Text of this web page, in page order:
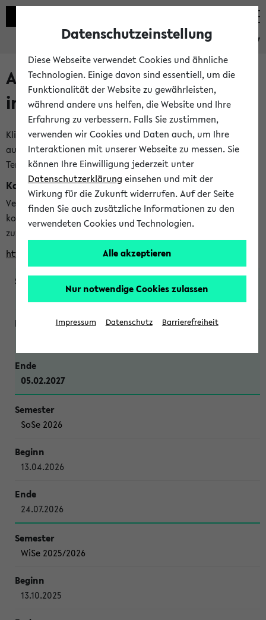
eKVV
Alle veröffentlichten Semester
im eKVV
Klicken Sie auf das Semester, welches Sie für Ihre Sitzung
auswählen möchten. Bitte beachten Sie auch die weiteren
Termine imKalender der Lehrplanung
Kalenderintegration
Verwenden Sie die folgende Adresse, um mit einer
kompatiblen Kalenderanwendung auf die Vorlesungszeiten
zuzugreifen (nähere Informationen
finden Sie hier
https://ekvv.uni-bielefeld.de/ws/calendar?vz
WiSe 2026/2027
05.02.2027
SoSe 2026
13.04.2026
24.07.2026
WiSe 2025/2026
13.10.2025
Datenschutzeinstellung
Diese Webseite verwendet Cookies und ähnliche
Technologien. Einige davon sind essentiell, um die
Funktionalität der Website zu gewährleisten,
während andere uns helfen, die Website und Ihre
Erfahrung zu verbessern. Falls Sie zustimmen,
verwenden wir Cookies und Daten auch, um Ihre
Interaktionen mit unserer Webseite zu messen. Sie
können Ihre Einwilligung jederzeit unter
Datenschutzerklärung einsehen und mit der
Wirkung für die Zukunft widerrufen. Auf der Seite
finden Sie auch zusätzliche Informationen zu den
verwendeten Cookies und Technologien.
Alle akzeptieren
Nur notwendige Cookies zulassen
Impressum Datenschutz Barrierefreiheit